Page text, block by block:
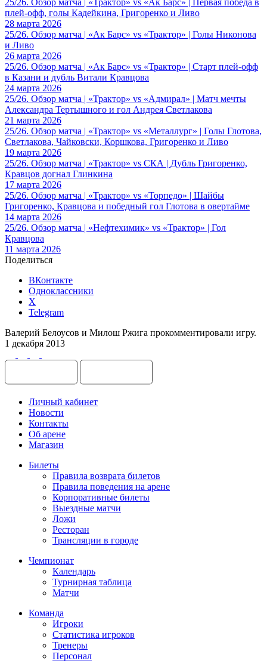
плей-офф, голы Кадейкина, Григоренко и Ливо
28 марта 2026
25/26. Обзор матча | «Ак Барс» vs «Трактор» | Голы Никонова
и Ливо
26 марта 2026
25/26. Обзор матча | «Ак Барс» vs «Трактор» | Старт плей-офф
в Казани и дубль Витали Кравцова
24 марта 2026
25/26. Обзор матча | «Трактор» vs «Адмирал» | Матч мечты
Александра Тертышного и гол Андрея Светлакова
21 марта 2026
25/26. Обзор матча | «Трактор» vs «Металлург» | Голы Глотова,
Светлакова, Чайковски, Коршкова, Григоренко и Ливо
19 марта 2026
25/26. Обзор матча | «Трактор» vs СКА | Дубль Григоренко,
Кравцов догнал Глинкина
17 марта 2026
25/26. Обзор матча | «Трактор» vs «Торпедо» | Шайбы
Григоренко, Кравцова и победный гол Глотова в овертайме
14 марта 2026
25/26. Обзор матча | «Нефтехимик» vs «Трактор» | Гол
Кравцова
11 марта 2026
Поделиться
ВКонтакте
Одноклассники
X
Telegram
Валерий Белоусов и Милош Ржига прокомментировали игру.
1 декабря 2013
Личный кабинет
Новости
Контакты
Об арене
Магазин
Билеты
Правила возврата билетов
Правила поведения на арене
Корпоративные билеты
Выездные матчи
Ложи
Ресторан
Трансляции в городе
Чемпионат
Календарь
Турнирная таблица
Матчи
Команда
Игроки
Статистика игроков
Тренеры
Персонал